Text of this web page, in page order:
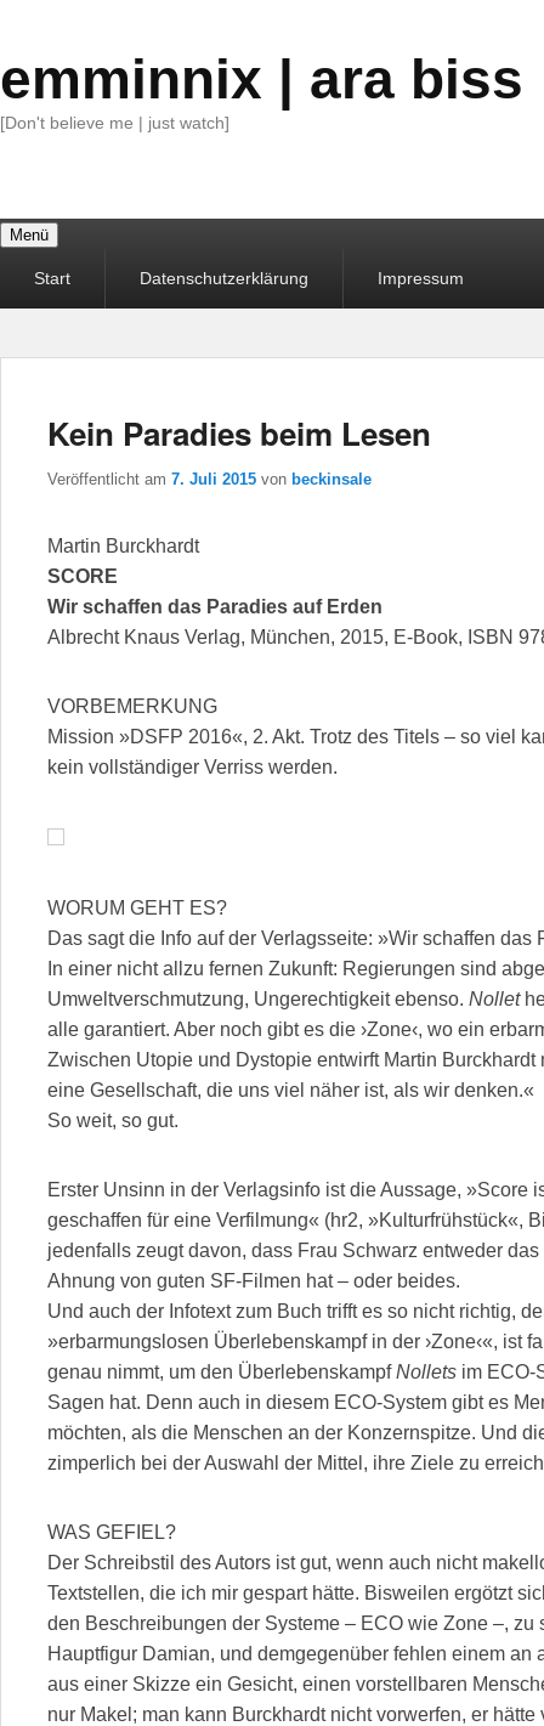
emminnix | ara biss
[Don't believe me | just watch]
Menü
MenüStart Datenschutzerklärung Impressum
Kein Paradies beim Lesen
Veröffentlicht am 7. Juli 2015 von beckinsale
Martin Burckhardt
SCORE
Wir schaffen das Paradies auf Erden
Albrecht Knaus Verlag, München, 2015, E-Book, ISBN
VORBEMERKUNG
Mission »DSFP 2016«, 2. Akt. Trotz des Titels – so viel
kein vollständiger Verriss werden.
WORUM GEHT ES?
Das sagt die Info auf der Verlagsseite: »Wir schaffen das
In einer nicht allzu fernen Zukunft: Regierungen sind
Umweltverschmutzung, Ungerechtigkeit ebenso. Nollet
alle garantiert. Aber noch gibt es die ›Zone‹, wo ein
Zwischen Utopie und Dystopie entwirft Martin Burckhardt
eine Gesellschaft, die uns viel näher ist, als wir denken.«
So weit, so gut.
Erster Unsinn in der Verlagsinfo ist die Aussage, »Score
geschaffen für eine Verfilmung« (hr2, »Kulturfrühstück«,
jedenfalls zeugt davon, dass Frau Schwarz entweder
Ahnung von guten SF-Filmen hat – oder beides.
Und auch der Infotext zum Buch trifft es so nicht richtig,
»erbarmungslosen Überlebenskampf in der ›Zone‹«, ist
genau nimmt, um den ÜberlebenskampfNollets im ECO-
Sagen hat. Denn auch in diesem ECO-System gibt es
möchten, als die Menschen an der Konzernspitze. Und
zimperlich bei der Auswahl der Mittel, ihre Ziele zu
WAS GEFIEL?
Der Schreibstil des Autors ist gut, wenn auch nicht
Textstellen, die ich mir gespart hätte. Bisweilen ergötzt
den Beschreibungen der Systeme – ECO wie Zone –, zu
Hauptfigur Damian, und demgegenüber fehlen einem an
aus einer Skizze ein Gesicht, einen vorstellbaren
nur Makel; man kann Burckhardt nicht vorwerfen, er